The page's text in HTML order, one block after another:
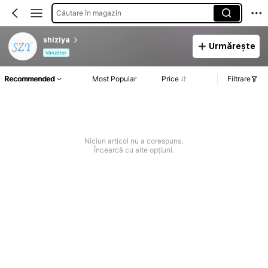
Căutare în magazin
shiziya
Vânzător
Urmărește
Recommended Most Popular Price Filtrare
Niciun articol nu a corespuns.
Încearcă cu alte opțiuni.